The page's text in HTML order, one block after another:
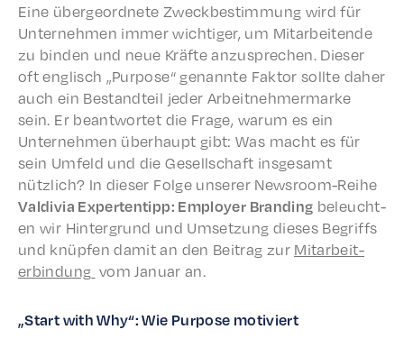
Eine über­ge­ord­nete Zweckbes­tim­mung wird für
Unternehmen immer wichtiger, um Mitar­bei­t­ende
zu binden und neue Kräfte anzus­prechen. Dieser
oft englisch „Purpose“ genan­nte Faktor sollte daher
auch ein Bestandteil jeder Arbeit­nehmer­marke
sein. Er beant­wortet die Frage, warum es ein
Unternehmen über­haupt gibt: Was macht es für
sein Umfeld und die Gesellschaft insge­samt
nützlich? In dieser Folge unser­er News­room-Reihe
Valdivia Exper­ten­tipp: Employ­er Brand­ing beleucht­
en wir Hinter­grund und Umset­zung dieses Begriffs
und knüpfen damit an den Beitrag zur Mitar­beit­
erbindung vom Janu­ar an.
„Start with Why“: Wie Purpose motiviert